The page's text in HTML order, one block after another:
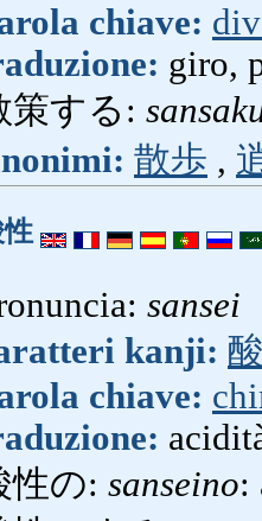
chiave:
giro,
策する:
散歩 ,
sansei
kanji:
chiave:
性の: sanseino: